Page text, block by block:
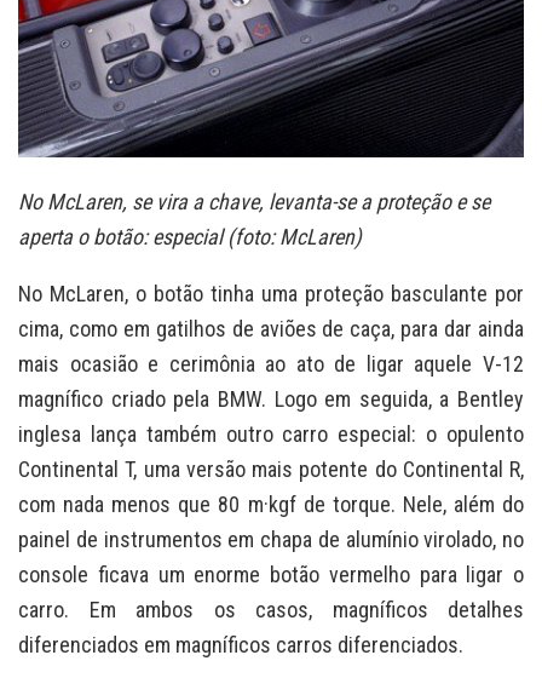
No McLaren, se vira a chave, levanta-se a proteção e se
aperta o botão: especial (foto: McLaren)
No McLaren, o botão tinha uma proteção basculante por
cima, como em gatilhos de aviões de caça, para dar ainda
mais ocasião e cerimônia ao ato de ligar aquele V-12
magnífico criado pela BMW. Logo em seguida, a Bentley
inglesa lança também outro carro especial: o opulento
Continental T, uma versão mais potente do Continental R,
com nada menos que 80 m·kgf de torque. Nele, além do
painel de instrumentos em chapa de alumínio virolado, no
console ficava um enorme botão vermelho para ligar o
carro. Em ambos os casos, magníficos detalhes
diferenciados em magníficos carros diferenciados.